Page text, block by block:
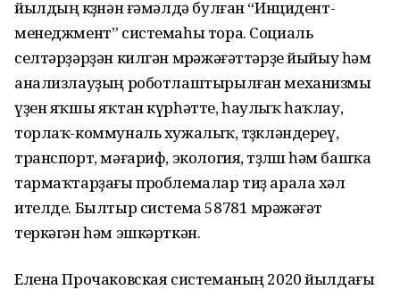
йылдың көҙөнән ғәмәлдә булған “Инцидент-
менеджмент” системаһы тора. Социаль
селтәрҙәрҙән килгән мөрәжәғәттәрҙе йыйыу һәм
анализлауҙың роботлаштырылған механизмы
үҙен яҡшы яҡтан күрһәтте, һаулыҡ һаҡлау,
торлаҡ-коммуналь хужалыҡ, төҙөкләндереү,
транспорт, мәғариф, экология, төҙөлөш һәм башҡа
тармаҡтарҙағы проблемалар тиҙ арала хәл
ителде. Былтыр система 58781 мөрәжәғәт
теркәгән һәм эшкәрткән.
Елена Прочаковская системаның 2020 йылдағы